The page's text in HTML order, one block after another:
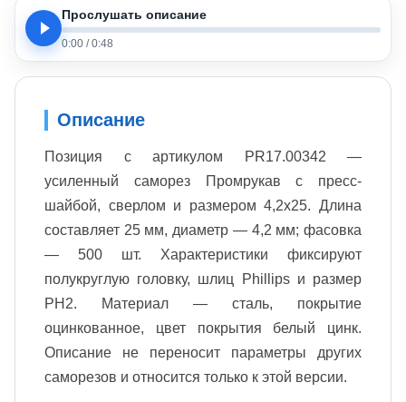
Прослушать описание
0:00 / 0:48
Описание
Позиция с артикулом PR17.00342 —
усиленный саморез Промрукав с пресс-
шайбой, сверлом и размером 4,2x25. Длина
составляет 25 мм, диаметр — 4,2 мм; фасовка
— 500 шт. Характеристики фиксируют
полукруглую головку, шлиц Phillips и размер
PH2. Материал — сталь, покрытие
оцинкованное, цвет покрытия белый цинк.
Описание не переносит параметры других
саморезов и относится только к этой версии.